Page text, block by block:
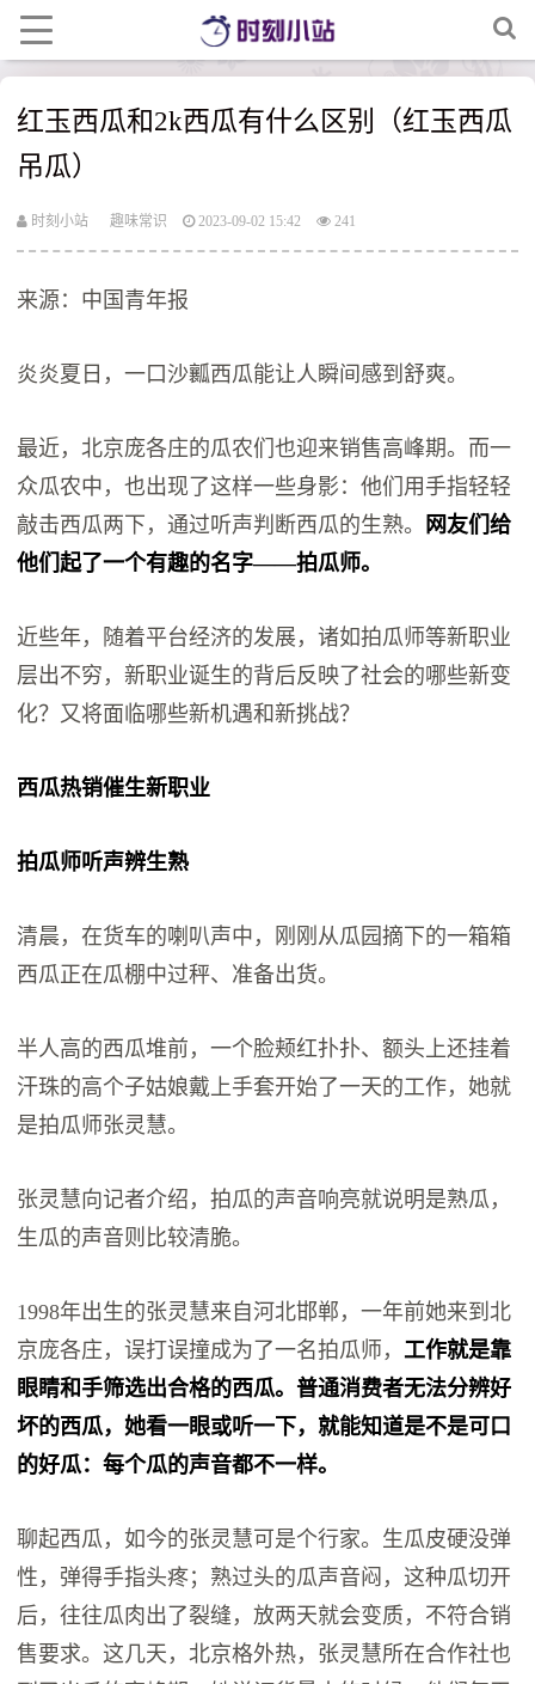
红玉西瓜和2k西瓜有什么区别（红玉西瓜
吊瓜）
时刻小站 趣味常识 2023-09-02 15:42 241
来源：中国青年报
炎炎夏日，一口沙瓤西瓜能让人瞬间感到舒爽。
最近，北京庞各庄的瓜农们也迎来销售高峰期。而一
众瓜农中，也出现了这样一些身影：他们用手指轻轻
敲击西瓜两下，通过听声判断西瓜的生熟。
网友们给
他们起了一个有趣的名字——拍瓜师。
近些年，随着平台经济的发展，诸如拍瓜师等新职业
层出不穷，新职业诞生的背后反映了社会的哪些新变
化？又将面临哪些新机遇和新挑战？
西瓜热销催生新职业
拍瓜师听声辨生熟
清晨，在货车的喇叭声中，刚刚从瓜园摘下的一箱箱
西瓜正在瓜棚中过秤、准备出货。
半人高的西瓜堆前，一个脸颊红扑扑、额头上还挂着
汗珠的高个子姑娘戴上手套开始了一天的工作，她就
是拍瓜师张灵慧。
张灵慧向记者介绍，拍瓜的声音响亮就说明是熟瓜，
生瓜的声音则比较清脆。
1998年出生的张灵慧来自河北邯郸，一年前她来到北
京庞各庄，误打误撞成为了一名拍瓜师， 工作就是靠
眼睛和手筛选出合格的西瓜。普通消费者无法分辨好
坏的西瓜，她看一眼或听一下，就能知道是不是可口
的好瓜：每个瓜的声音都不一样。
聊起西瓜，如今的张灵慧可是个行家。生瓜皮硬没弹
性，弹得手指头疼；熟过头的瓜声音闷，这种瓜切开
后，往往瓜肉出了裂缝，放两天就会变质，不符合销
售要求。这几天，北京格外热，张灵慧所在合作社也